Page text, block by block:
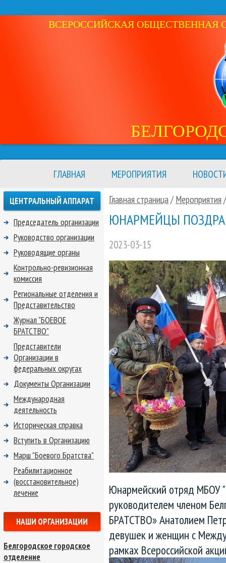
ВСЕРОССИЙСКАЯ ОБЩЕСТВЕННАЯ
ГЛАВНАЯ МЕРОПРИЯТИЯ
Главная страница/ Мероприятия
ЮНАРМЕЙЦЫ
2023-03-15
Юнармейский отряд МБОУ
руководителем членом
БРАТСТВО» Анатолием
девушек и женщин с
рамках Всероссийской
ЦЕНТРАЛЬНЫЙ АППАРАТ
Председатель организации
Руководство организации
Руководящие органы
Контрольно-ревизионная
комиссия
Региональные отделения и
Представительство
Журнал "БОЕВОЕ
БРАТСТВО"
Представители
Организации в
федеральных округах
Документы Организации
Международная
деятельность
Историческая справка
Вступить в Организацию
Марш "Боевого Братства"
Реабилитационное
(восстановительное)
лечение
НАШИ ОРГАНИЗАЦИИ
Белгородское городское
отделение